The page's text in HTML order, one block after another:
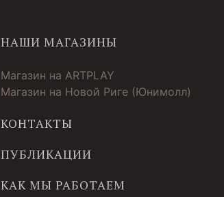
НАШИ МАГАЗИНЫ
Магазин на ARTPLAY
Магазин на Новой Риге (Юнимолл)
КОНТАКТЫ
ПУБЛИКАЦИИ
КАК МЫ РАБОТАЕМ